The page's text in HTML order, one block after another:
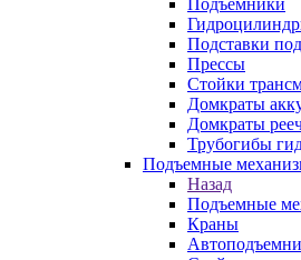
Подъемники
Подставки
Прессы
Стойки
Домкраты
Домкраты
Трубогибы
Подъемные
Назад
Подъемные
Краны